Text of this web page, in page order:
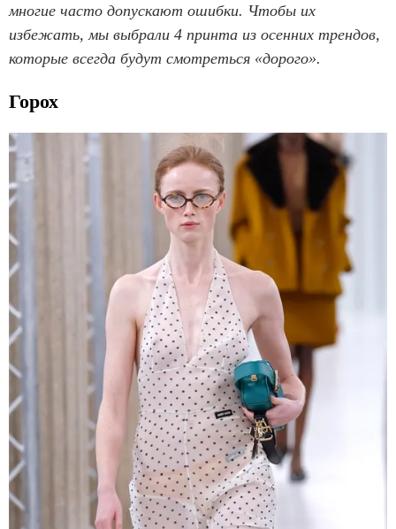
многие часто допускают ошибки. Чтобы их
избежать, мы выбрали 4 принта из осенних трендов,
которые всегда будут смотреться «дорого».
Горох